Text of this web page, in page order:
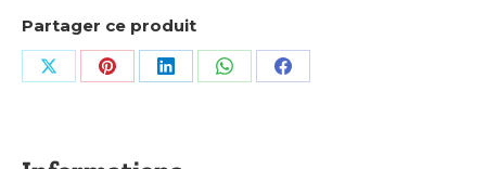
Partager ce produit
Share Share Share Share Share